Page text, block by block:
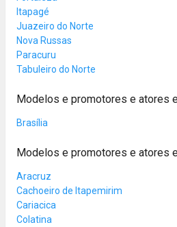
Itapagé
Juazeiro do Norte
Nova Russas
Paracuru
Tabuleiro do Norte
Modelos e promotores e atores
Brasília
Modelos e promotores e atores
Aracruz
Cachoeiro de Itapemirim
Cariacica
Colatina